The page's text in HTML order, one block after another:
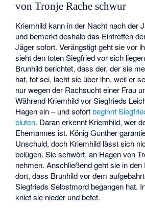
von Tronje Rache schwur
Kriemhild kann in der Nacht nach der
und bemerkt deshalb das Eintreffen
Jäger sofort. Verängstigt geht sie vor
sieht den toten Siegfried vor sich
Brunhild berichtet, dass der, der sie
hat, tot sei, lacht sie über ihn, weil er
nur wegen der Rachsucht einer Frau
Während Kriemhild vor Siegfrieds
Hagen ein – und sofortbeginnt
bluten. Daran erkennt Kriemhild, wer
Ehemannes ist. König Gunther
Unschuld, doch Kriemhild lässt sich
belügen. Sie schwört, an Hagen von
nehmen. Anschließend geht sie in
dort, dass Brunhild vor dem
Siegfrieds Selbstmord begangen hat.
kniet sie nieder und betet.